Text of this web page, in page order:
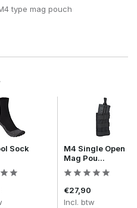
type mag pouch
Sock
M4 Single Open
Mag Pou...
€27,90
Incl. btw